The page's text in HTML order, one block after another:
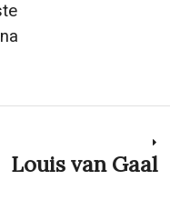
Louis van Gaal